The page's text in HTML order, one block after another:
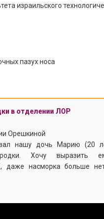
израильского
пазух носа
в отделении ЛОР
Орешкиной
нашу дочь Марию (20
Xочу выразить
даже насморка больше